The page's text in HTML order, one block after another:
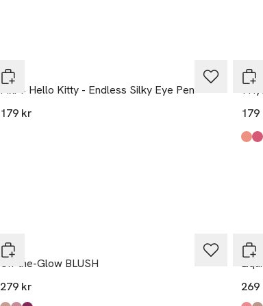
Pixi
Pixi + Hello Kitty - Endless Silky Eye Pen
179 kr
Pixi
Pixi
On-the-Glow BLUSH
279 kr
Pixi
269